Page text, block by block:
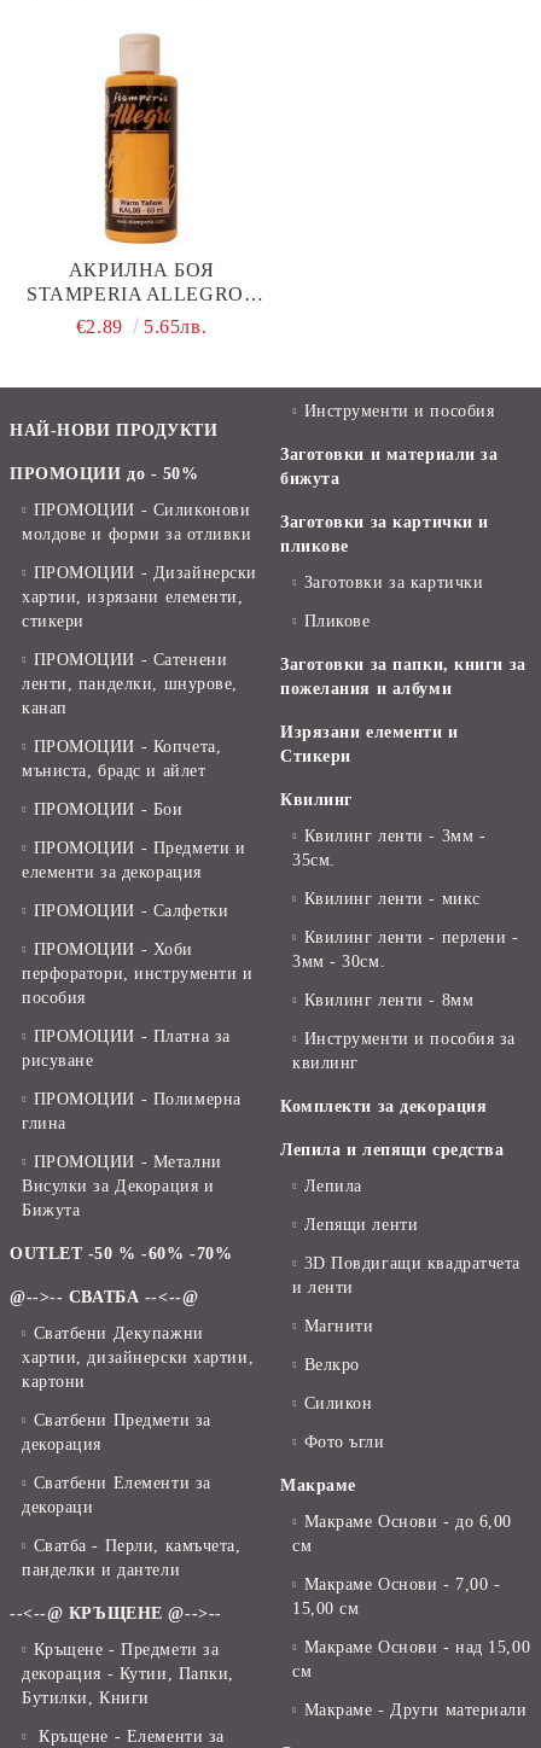
АКРИЛНА БОЯ
STAMPERIA ALLEGRO -
WARM YELLOW - 60 МЛ.
€2.89 5.65лв.
НАЙ-НОВИ ПРОДУКТИ
ПРОМОЦИИ до - 50%
ПРОМОЦИИ - Силиконови
молдове и форми за отливки
ПРОМОЦИИ - Дизайнерски
хартии, изрязани елементи,
стикери
ПРОМОЦИИ - Сатенени
ленти, панделки, шнурове,
канап
ПРОМОЦИИ - Копчета,
мъниста, брадс и айлет
ПРОМОЦИИ - Бои
ПРОМОЦИИ - Предмети и
елементи за декорация
ПРОМОЦИИ - Салфетки
ПРОМОЦИИ - Хоби
перфоратори, инструменти и
пособия
ПРОМОЦИИ - Платна за
рисуване
ПРОМОЦИИ - Полимерна
глина
ПРОМОЦИИ - Метални
Висулки за Декорация и
Бижута
OUTLET -50 % -60% -70%
@-->-- СВАТБА --<--@
Сватбени Декупажни
хартии, дизайнерски хартии,
картони
Сватбени Предмети за
декорация
Сватбени Елементи за
декораци
Сватба - Перли, камъчета,
панделки и дантели
--<--@ КРЪЩЕНЕ @-->--
Кръщене - Предмети за
декорация - Кутии, Папки,
Бутилки, Книги
Кръщене - Елементи за
Инструменти и пособия
Заготовки и материали за
бижута
Заготовки за картички и
пликове
Заготовки за картички
Пликове
Заготовки за папки, книги за
пожелания и албуми
Изрязани елементи и
Стикери
Квилинг
Квилинг ленти - 3мм -
35см.
Квилинг ленти - микс
Квилинг ленти - перлени -
3мм - 30см.
Квилинг ленти - 8мм
Инструменти и пособия за
квилинг
Комплекти за декорация
Лепила и лепящи средства
Лепила
Лепящи ленти
3D Повдигащи квадратчета
и ленти
Магнити
Велкро
Силикон
Фото ъгли
Макраме
Макраме Основи - до 6,00
см
Макраме Основи - 7,00 -
15,00 см
Макраме Основи - над 15,00
см
Макраме - Други материали